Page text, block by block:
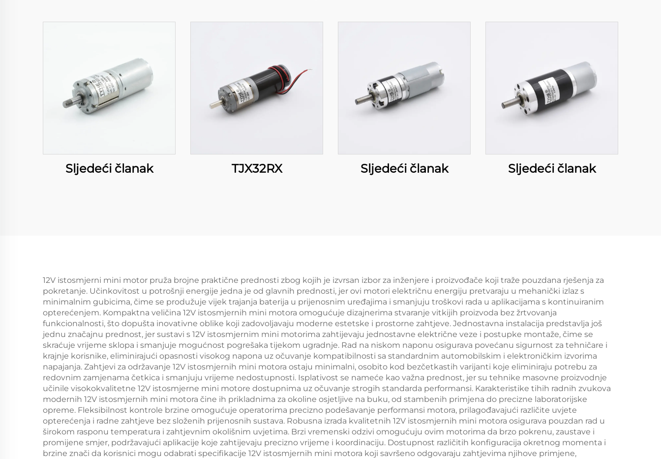
Sljedeći članak TJX32RX Sljedeći članak Sljedeći članak
12V istosmjerni mini motor pruža brojne praktične prednosti zbog kojih je izvrsan izbor za inženjere i proizvođače koji traže pouzdana rješenja za
pokretanje. Učinkovitost u potrošnji energije jedna je od glavnih prednosti, jer ovi motori električnu energiju pretvaraju u mehanički izlaz s
minimalnim gubicima, čime se produžuje vijek trajanja baterija u prijenosnim uređajima i smanjuju troškovi rada u aplikacijama s kontinuiranim
opterećenjem. Kompaktna veličina 12V istosmjernih mini motora omogućuje dizajnerima stvaranje vitkijih proizvoda bez žrtvovanja
funkcionalnosti, što dopušta inovativne oblike koji zadovoljavaju moderne estetske i prostorne zahtjeve. Jednostavna instalacija predstavlja još
jednu značajnu prednost, jer sustavi s 12V istosmjernim mini motorima zahtijevaju jednostavne električne veze i postupke montaže, čime se
skraćuje vrijeme sklopa i smanjuje mogućnost pogrešaka tijekom ugradnje. Rad na niskom naponu osigurava povećanu sigurnost za tehničare i
krajnje korisnike, eliminirajući opasnosti visokog napona uz očuvanje kompatibilnosti sa standardnim automobilskim i elektroničkim izvorima
napajanja. Zahtjevi za održavanje 12V istosmjernih mini motora ostaju minimalni, osobito kod bezčetkastih varijanti koje eliminiraju potrebu za
redovnim zamjenama četkica i smanjuju vrijeme nedostupnosti. Isplativost se nameće kao važna prednost, jer su tehnike masovne proizvodnje
učinile visokokvalitetne 12V istosmjerne mini motore dostupnima uz očuvanje strogih standarda performansi. Karakteristike tihih radnih zvukova
modernih 12V istosmjernih mini motora čine ih prikladnima za okoline osjetljive na buku, od stambenih primjena do precizne laboratorijske
opreme. Fleksibilnost kontrole brzine omogućuje operatorima precizno podešavanje performansi motora, prilagođavajući različite uvjete
opterećenja i radne zahtjeve bez složenih prijenosnih sustava. Robusna izrada kvalitetnih 12V istosmjernih mini motora osigurava pouzdan rad u
širokom rasponu temperatura i zahtjevnim okolišnim uvjetima. Brzi vremenski odzivi omogućuju ovim motorima da brzo pokrenu, zaustave i
promijene smjer, podržavajući aplikacije koje zahtijevaju precizno vrijeme i koordinaciju. Dostupnost različitih konfiguracija okretnog momenta i
brzine znači da korisnici mogu odabrati specifikacije 12V istosmjernih mini motora koji savršeno odgovaraju zahtjevima njihove primjene,